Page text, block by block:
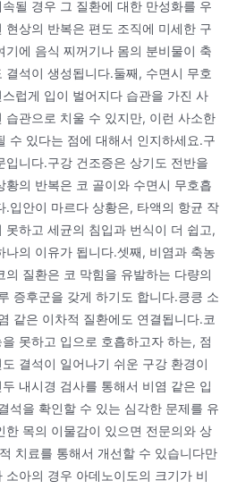
될 경우 그 질환에 대한 만성화를 우
현상의 반복은 편도 조직에 미세한 구
기에 음식 찌꺼기나 몸의 분비물이 축
결석이 생성됩니다.둘째, 수면시 무호
럽게 입이 벌어지다 습관을 가진 사
습관으로 치울 수 있지만, 이런 사소한
수 있다는 점에 대해서 인지하세요.구
입니다.구강 건조증은 상기도 전반을
황의 반복은 코 골이와 수면시 무호흡
.입안이 마르다 상황은, 타액의 항균 작
못하고 세균의 침입과 번식이 더 쉽고,
나의 이유가 됩니다.셋째, 비염과 축농
의 질환은 코 막힘을 유발하는 다량의
증후군을 갖게 하기도 합니다.킁킁 소
같은 이차적 질환에도 연결됩니다.코
못하고 입으로 호흡하고자 하는, 점
결석이 일어나기 쉬운 구강 환경이
내시경 검사를 통해서 비염 같은 입
석을 확인할 수 있는 심각한 문제를 유
한 목의 이물감이 있으면 전문의와 상
치료를 통해서 개선할 수 있습니다만
소아의 경우 아데노이도의 크기가 비